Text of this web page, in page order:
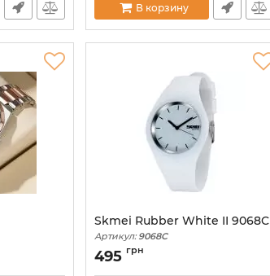
В корзину
Skmei Rubber White II 9068C
Артикул:9068C
495 грн